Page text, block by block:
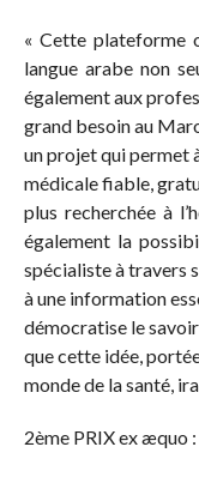
« Cette plateforme
langue arabe non
également aux
grand besoin au
un projet qui permet
médicale fiable,
plus recherchée à
également la
spécialiste à travers
à une information
démocratise le
que cette idée,
monde de la santé,
2ème PRIX ex æquo